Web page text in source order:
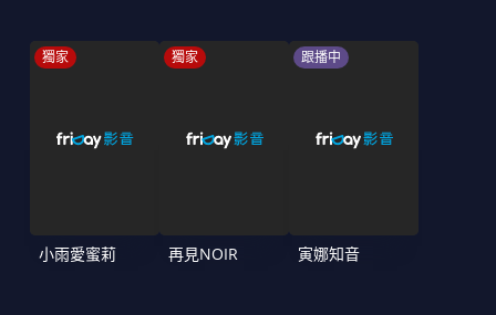
獨家
小雨愛蜜莉
獨家
再見NOIR
跟播中
寅娜知音